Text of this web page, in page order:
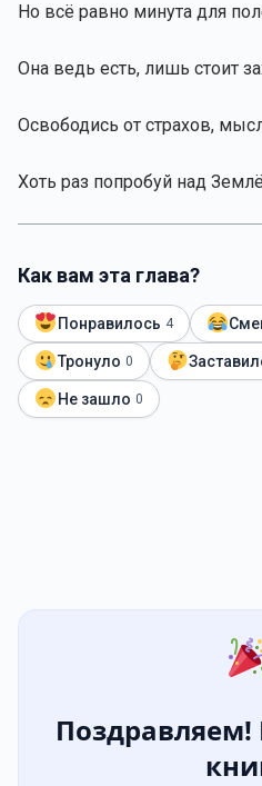
Но всё равно минута для
Она ведь есть, лишь стоит
Освободись от страхов,
Хоть раз попробуй над
Как вам эта глава?
Понравилось 4
Тронуло 0
Не зашло 0